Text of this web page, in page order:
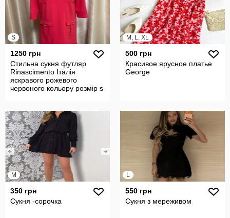
S
1250 грн
Стильна сукня футляр
Rinascimento Італія
яскравого рожевого
червоного кольору розмір s
M, L, XL
500 грн
Красивое ярусное платье
George
M
350 грн
Сукня -сорочка
L
550 грн
Сукня з мереживом